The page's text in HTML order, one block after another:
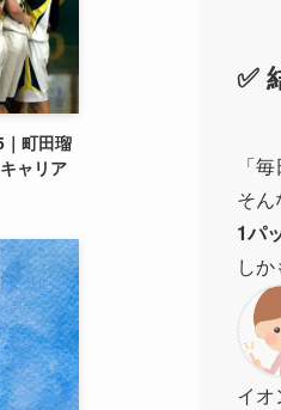
✅
「
そん
1パ
し
イ
町田瑠
ャリア